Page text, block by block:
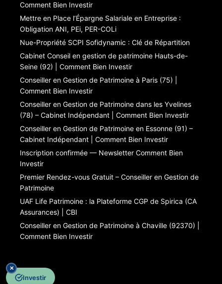
Comment Bien Investir
Mettre en Place l’Épargne Salariale en Entreprise :
Obligation ANI, PEi, PER-COLi
Nue-Propriété SCPI Sofidynamic : Clé de Répartition
Cabinet Conseil en gestion de patrimoine Hauts-de-
Seine (92) | Comment Bien Investir
Conseiller en Gestion de Patrimoine à Paris (75) |
Comment Bien Investir
Conseiller en Gestion de Patrimoine dans les Yvelines
(78) – Cabinet Indépendant | Comment Bien Investir
Conseiller en Gestion de Patrimoine en Essonne (91) –
Cabinet Indépendant | Comment Bien Investir
Inscription confirmée — Newsletter Comment Bien
Investir
Premier Rendez-vous Gratuit – Conseiller en Gestion de
Patrimoine
UAF Life Patrimoine : la Plateforme CGP de Spirica (CA
Assurances) | CBI
Conseiller en Gestion de Patrimoine à Chaville (92370) |
Comment Bien Investir
✕
Investir